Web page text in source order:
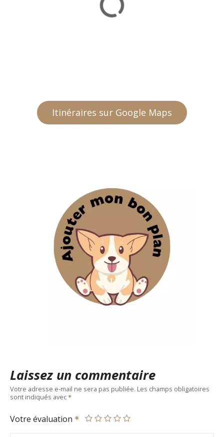
Itinéraires sur Google Maps
Laissez un commentaire
Votre adresse e-mail ne sera pas publiée. Les champs obligatoires
sont indiqués avec
Votre évaluation